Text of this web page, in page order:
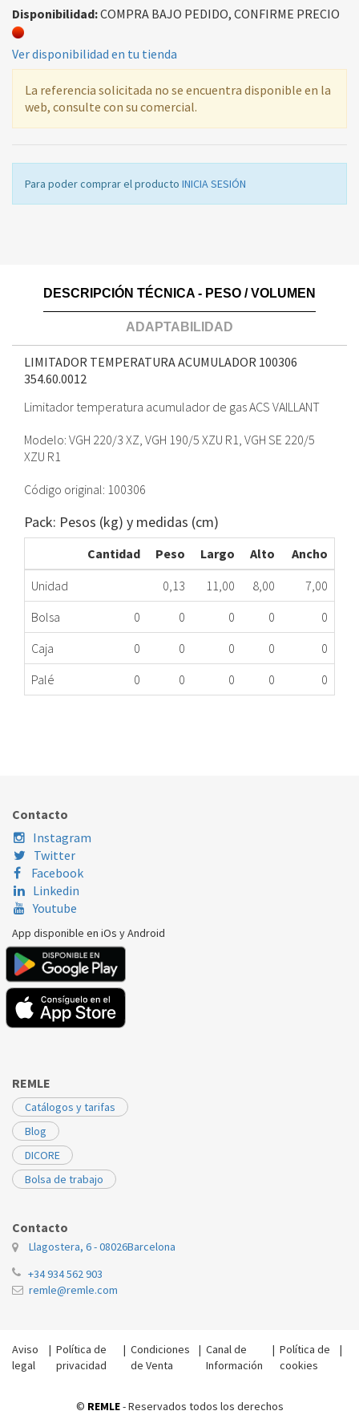
Disponibilidad:COMPRA BAJO PEDIDO, CONFIRME PRECIO
Ver disponibilidad en tu tienda
La referencia solicitada no se encuentra disponible en la
web, consulte con su comercial.
Para poder comprar el producto INICIA SESIÓN
DESCRIPCIÓN TÉCNICA - PESO / VOLUMEN
ADAPTABILIDAD
LIMITADOR TEMPERATURA ACUMULADOR 100306
354.60.0012
Limitador temperatura acumulador de gas ACS VAILLANT
Modelo: VGH 220/3 XZ, VGH 190/5 XZU R1, VGH SE 220/5
XZU R1
Código original: 100306
Pack: Pesos (kg) y medidas (cm)
Cantidad Peso Largo Alto
Ancho
Unidad
0,13 11,00 8,00
7,00
Bolsa
0 0 0 0
0
Caja
0 0 0 0
0
Palé
0 0 0 0 0
VAILLANT
VAILLANT
Contacto
Instagram
Twitter
Facebook
Linkedin
Youtube
App disponible en iOs y Android
REMLE
Catálogos y tarifas
Blog
DICORE
Bolsa de trabajo
Contacto
Llagostera, 6 - 08026Barcelona
+34 934 562 903
remle@remle.com
Aviso
legal
| Política de
privacidad
|Condiciones
de Venta
|Canal de
Información
| Política de
cookies
|
© REMLE- Reservados todos los derechos